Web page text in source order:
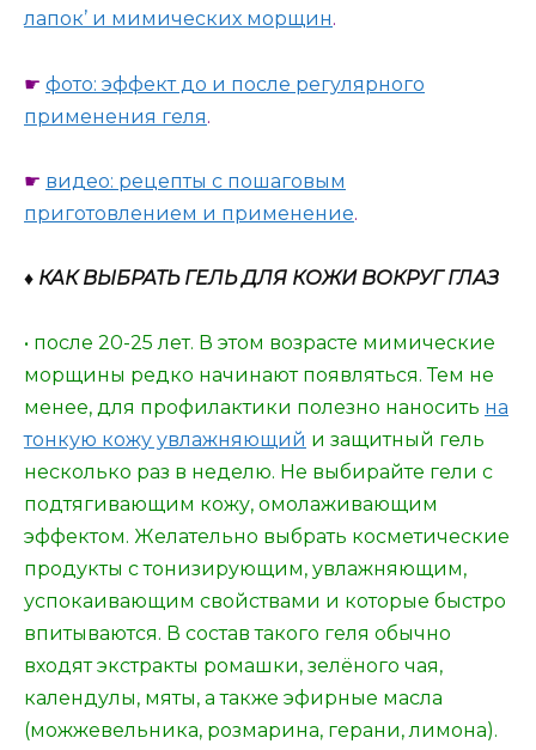
лапок’ и мимических морщин.
☛ фото: эффект до и после регулярного
применения геля.
☛ видео: рецепты с пошаговым
приготовлением и применение.
♦ КАК ВЫБРАТЬ ГЕЛЬ ДЛЯ КОЖИ ВОКРУГ ГЛАЗ
• после 20-25 лет. В этом возрасте мимические
морщины редко начинают появляться. Тем не
менее, для профилактики полезно наносить на
тонкую кожу увлажняющий и защитный гель
несколько раз в неделю. Не выбирайте гели с
подтягивающим кожу, омолаживающим
эффектом. Желательно выбрать косметические
продукты с тонизирующим, увлажняющим,
успокаивающим свойствами и которые быстро
впитываются. В состав такого геля обычно
входят экстракты ромашки, зелёного чая,
календулы, мяты, а также эфирные масла
(можжевельника, розмарина, герани, лимона).